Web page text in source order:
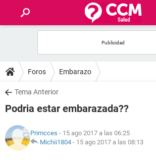
FOROS
SALUD
NUTRICIÓN
Foros Embarazo
Tema Anterior
Podria estar embarazada??
Primcces - 15 ago 2017 a las 06:25
Michii1804 - 15 ago 2017 a las 08:13